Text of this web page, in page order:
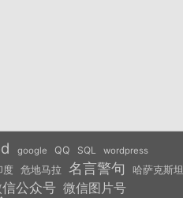
google QQ SQL wordpress
度 危地马拉 名言警句 哈萨克斯坦
公众号 微信图片号